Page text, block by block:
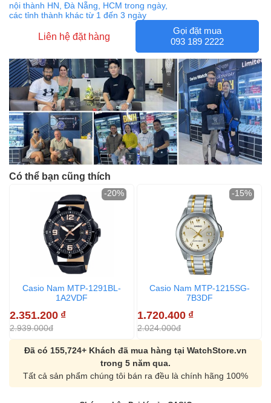
nội thành HN, Đà Nẵng, HCM trong ngày,
các tỉnh thành khác từ 1 đến 3 ngày
Liên hệ đặt hàng
Gọi đặt mua
093 189 2222
Có thể bạn cũng thích
Casio Nam MTP-1291BL-
1A2VDF
2.351.200 ₫
2.939.000đ
-20%
Casio Nam MTP-1215SG-
7B3DF
1.720.400 ₫
2.024.000đ
-15%
Đã có 155,724+ Khách đã mua hàng tại WatchStore.vn
trong 5 năm qua.
Tất cả sản phẩm chúng tôi bán ra đều là chính hãng 100%